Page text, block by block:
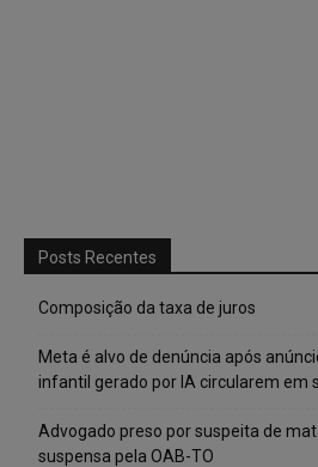
Posts Recentes
Composição da taxa de juros
Meta é alvo de denúncia após
infantil gerado por IA circularem em
Advogado preso por suspeita de
suspensa pela OAB-TO